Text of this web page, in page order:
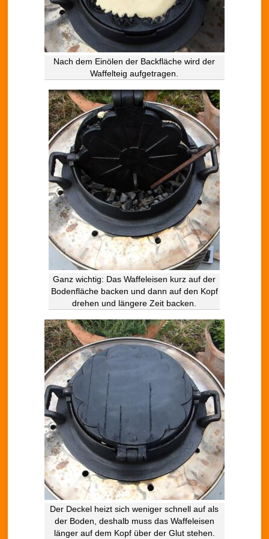
Nach dem Einölen der Backfläche wird der
Waffelteig aufgetragen.
Ganz wichtig: Das Waffeleisen kurz auf der
Bodenfläche backen und dann auf den Kopf
drehen und längere Zeit backen.
Der Deckel heizt sich weniger schnell auf als
der Boden, deshalb muss das Waffeleisen
länger auf dem Kopf über der Glut stehen.